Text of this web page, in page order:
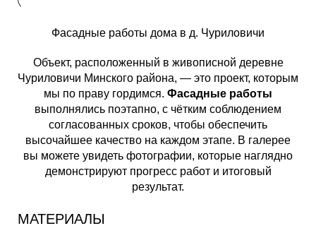
Фасадные работы дома в д. Чуриловичи
Объект, расположенный в живописной деревне
Чуриловичи Минского района, — это проект, которым
мы по праву гордимся. Фасадные работы
выполнялись поэтапно, с чётким соблюдением
согласованных сроков, чтобы обеспечить
высочайшее качество на каждом этапе. В галерее
вы можете увидеть фотографии, которые наглядно
демонстрируют прогресс работ и итоговый
результат.
МАТЕРИАЛЫ